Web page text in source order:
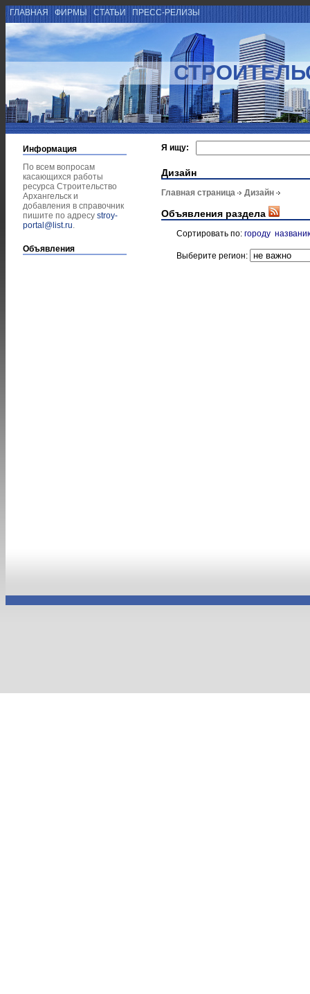
ГЛАВНАЯ ФИРМЫ СТАТЬИ ПРЕСС-РЕЛИЗЫ
Информация
По всем вопросам
касающихся работы
ресурса Строительство
Архангельск и
добавления в справочник
пишите по адресу stroy-
portal@list.ru.
Объявления
Я ищу:
Дизайн
Главная страница Дизайн
Объявления раздела
Сортировать по: городу
Выберите регион: